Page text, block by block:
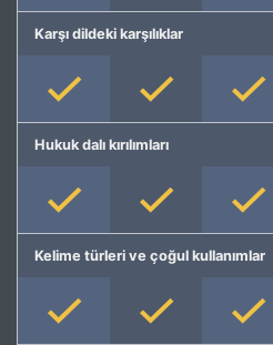
Karşı dildeki karşılıklar
Hukuk dalı kırılımları
Kelime türleri ve çoğul kullanımlar